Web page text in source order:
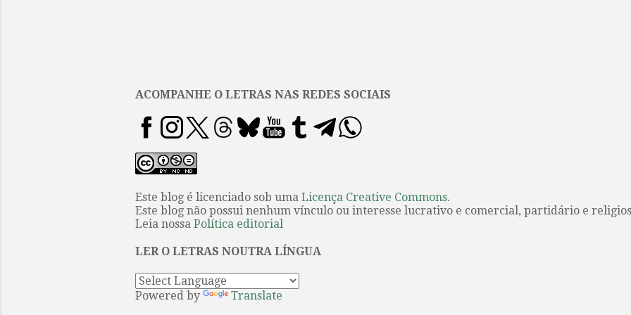
ACOMPANHE O LETRAS NAS REDES SOCIAIS
Este blog é licenciado sob uma Licença Creative Commons.
Este blog não possui nenhum vínculo ou interesse lucrativo e comercial, partidário e
Leia nossa Política editorial
LER O LETRAS NOUTRA LÍNGUA
Powered by Translate